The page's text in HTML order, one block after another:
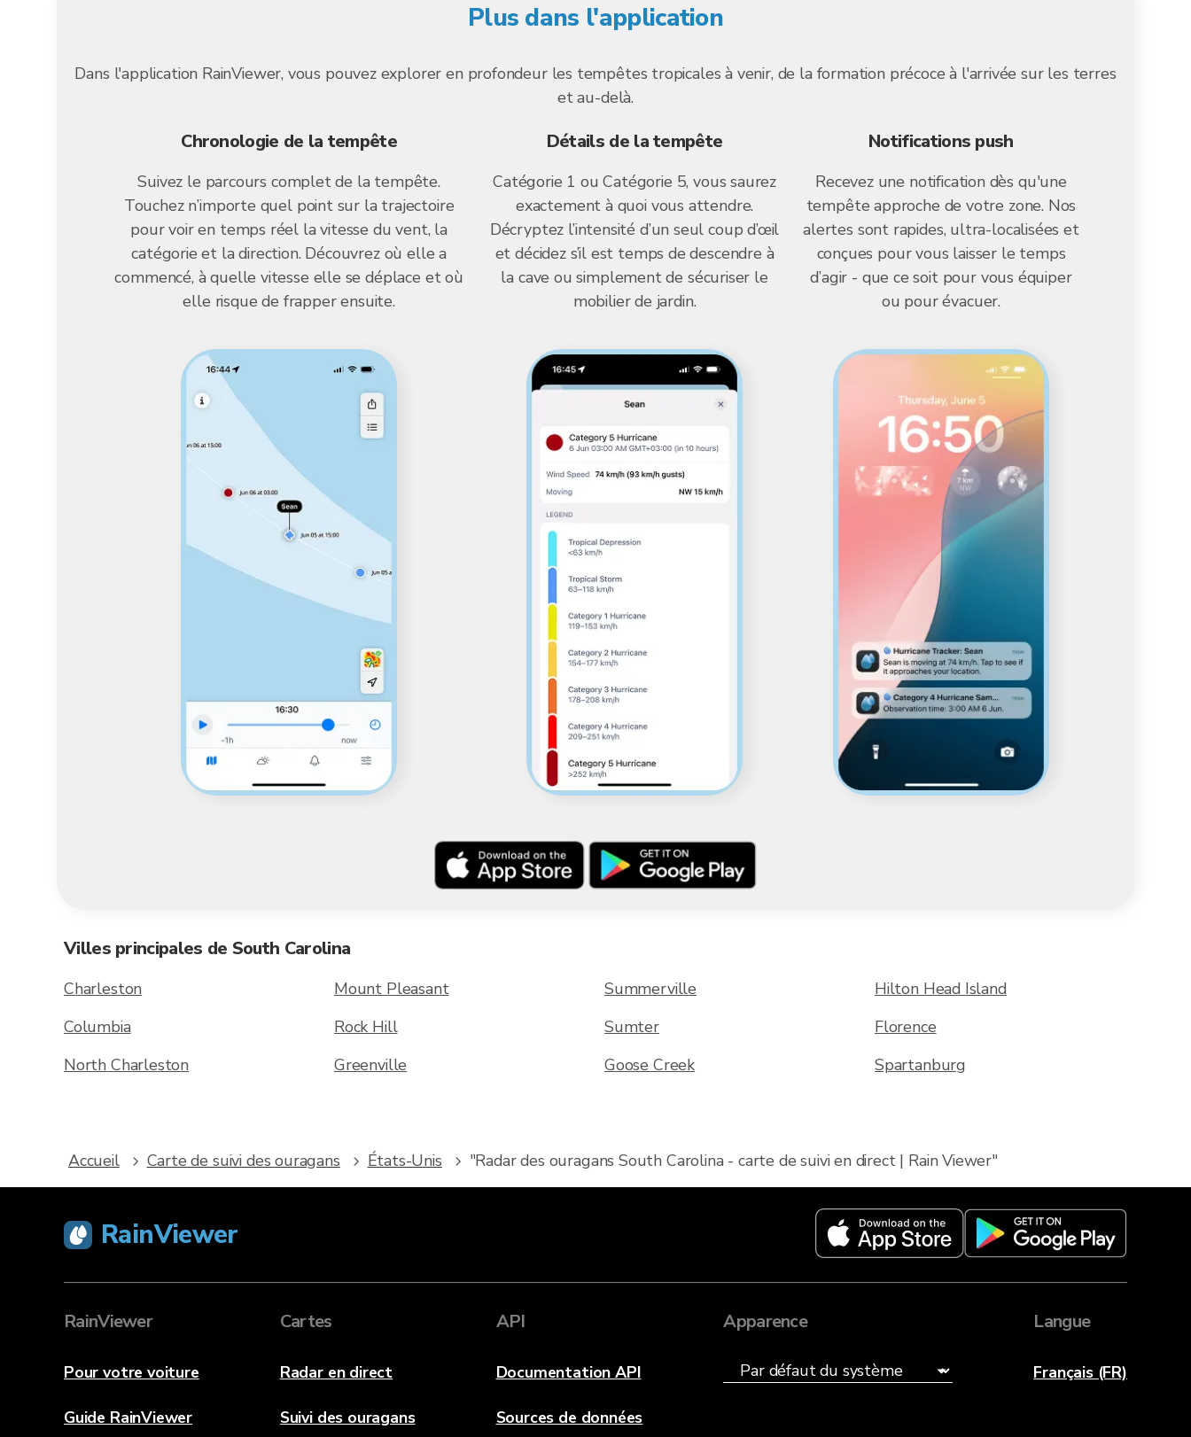
Plus dans l'application
Dans l'application RainViewer, vous pouvez explorer en profondeur les tempêtes tropicales à venir, de la formation précoce à l'arrivée sur les terres
et au-delà.
Chronologie de la tempête
Suivez le parcours complet de la tempête.
Touchez n’importe quel point sur la trajectoire
pour voir en temps réel la vitesse du vent, la
catégorie et la direction. Découvrez où elle a
commencé, à quelle vitesse elle se déplace et où
elle risque de frapper ensuite.
Détails de la tempête
Catégorie 1 ou Catégorie 5, vous saurez
exactement à quoi vous attendre.
Décryptez l’intensité d’un seul coup d’œil
et décidez s’il est temps de descendre à
la cave ou simplement de sécuriser le
mobilier de jardin.
Notifications push
Recevez une notification dès qu'une
tempête approche de votre zone. Nos
alertes sont rapides, ultra-localisées et
conçues pour vous laisser le temps
d’agir - que ce soit pour vous équiper
ou pour évacuer.
Villes principales de South Carolina
Charleston
Columbia
North Charleston
Mount Pleasant
Rock Hill
Greenville
Summerville
Sumter
Goose Creek
Hilton Head Island
Florence
Spartanburg
Accueil Carte de suivi des ouragans États-Unis "Radar des ouragans South Carolina - carte de suivi en direct | Rain Viewer"
RainViewer
RainViewer
Pour votre voiture
Guide RainViewer
Cartes
Radar en direct
Suivi des ouragans
API
Documentation API
Sources de données
Apparence Langue
Français (FR)